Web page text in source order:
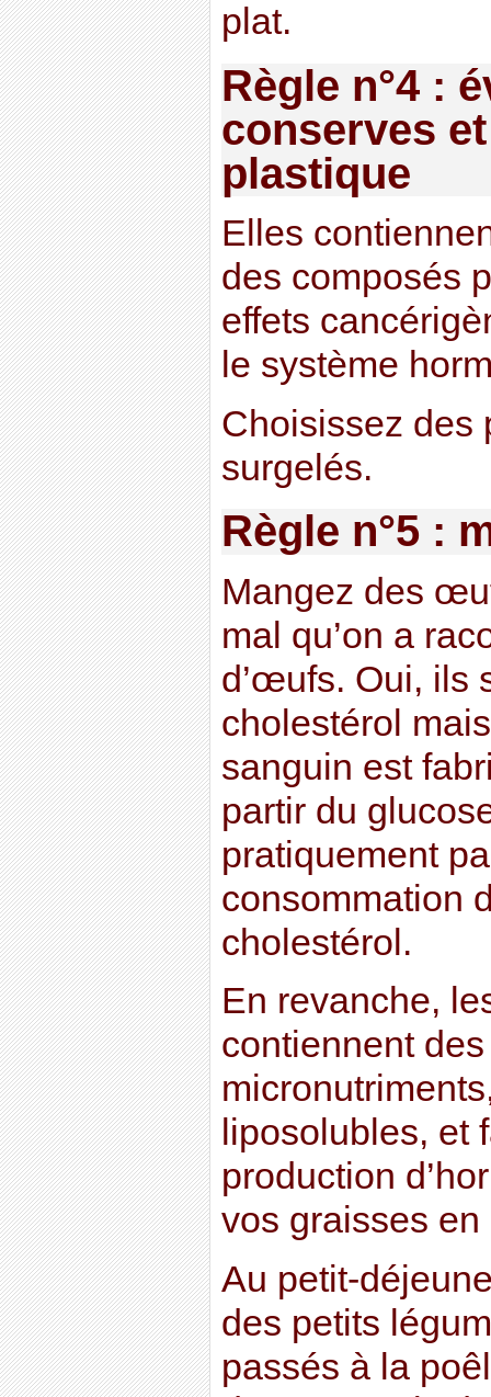
plat.
Règle n°4 :
conserves
plastique
Elles
des composés
effets
le système
Choisissez des
surgelés.
Règle n°5 :
Mangez des
mal qu’on a
d’œufs. Oui, ils
cholestérol
sanguin est
partir du
pratiquement
consommation
cholestérol.
En revanche,
contiennent
liposolubles, et
production
vos graisses en
Au petit-
des petits
passés à la